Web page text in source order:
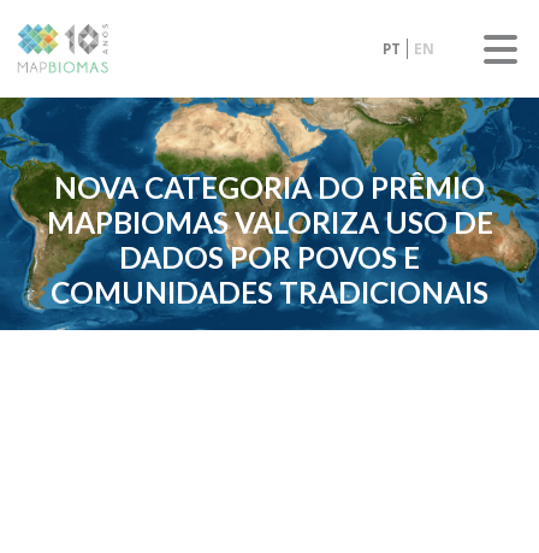
PT EN
NOVA CATEGORIA DO PRÊMIO
MAPBIOMAS VALORIZA USO DE
DADOS POR POVOS E
COMUNIDADES TRADICIONAIS